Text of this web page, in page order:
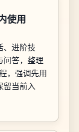
使用
、进阶技
问答，整理
，强调先用
留当前入